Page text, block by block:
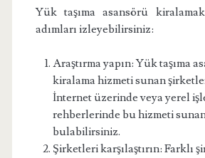
Yük taşıma asansörü
adımları izleyebilirsiniz:
Araştırma yapın: Yük taşıma
kiralama hizmeti sunan
İnternet üzerinde veya yerel
rehberlerinde bu hizmeti
bulabilirsiniz.
Şirketleri karşılaştırın: Farklı